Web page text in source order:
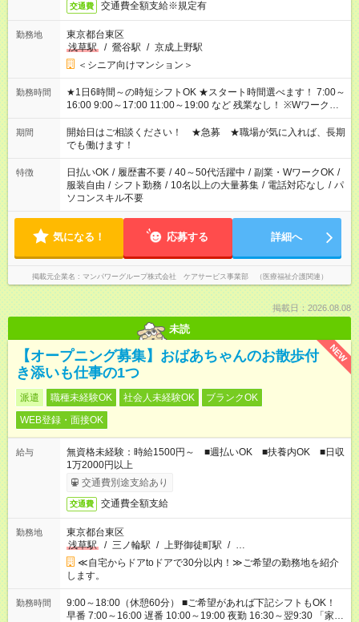
交通費 交通費全額支給※規定有
勤務地
東京都台東区
浅草駅
/ 鶯谷駅 / 京成上野駅
＜シニア向けマンション＞
勤務時間
★1日6時間～の時短シフトOK ★スタート時間選べます！ 7:00～
16:00 9:00～17:00 11:00～19:00 など 残業なし！ ※Wワークの
場合、他のお仕事と合わせ週40時間超の就業はご案内できませ
ん ※法令に基づき、週20時間以上勤務は社会保険への加入対象
となります ※労働者派遣法（日雇い派遣の原則禁止）により、
短時間・短期間の就業はご案内が難しい場合があります
期間
開始日はご相談ください！ ★急募 ★職場が気に入れば、長期
でも働けます！
特徴 日払いOK / 履歴書不要 / 40～50代活躍中 / 副業・WワークOK /
服装自由 / シフト勤務 / 10名以上の大量募集 / 電話対応なし / パ
ソコンスキル不要
気になる！ 応募する 詳細へ
掲載元企業名 マンパワーグループ株式会社 ケアサービス事業部 （医療福祉介護関連）
掲載日：2026.08.08
未読
NEW
【オープニング募集】おばあちゃんのお散歩付
き添いも仕事の1つ
派遣 職種未経験OK 社会人未経験OK
ブランクOK
WEB登録・面接OK
給与
無資格未経験：時給1500円～ ■週払いOK ■扶養内OK ■日収
1万2000円以上
交通費別途支給あり
交通費 交通費全額支給
勤務地
東京都台東区
浅草駅
/ 三ノ輪駅 / 上野御徒町駅 / …
≪自宅からドアtoドアで30分以内！≫ご希望の勤務地を紹介
します。
勤務時間
9:00～18:00（休憩60分） ■ご希望があれば下記シフトもOK！
早番 7:00～16:00 遅番 10:00～19:00 夜勤 16:30～翌9:30 「家族